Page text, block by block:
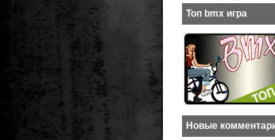
Топ bmx игра
Новые